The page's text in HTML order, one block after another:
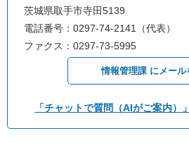
茨城県取手市寺田5139
電話番号：0297-74-2141（代表）
ファクス：0297-73-5995
情報管理課 にメール
「チャットで質問（AIがご案内）」